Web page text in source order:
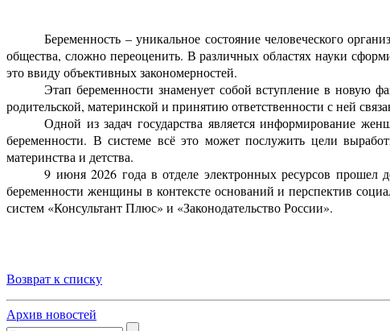
Беременность – уникальное состояние человеческого
общества, сложно переоценить. В различных областях науки
это ввиду объективных закономерностей.
Этап беременности знаменует собой вступление в новую
родительской, материнской и принятию ответственности с ней
Одной из задач государства является информирование
беременности. В системе всё это может послужить цели
материнства и детства.
9 июня 2026 года в отделе электронных ресурсов прошел
беременности женщины в контексте оснований и перспектив
систем «Консультант Плюс» и «Законодательство России».
Возврат к списку
Архив новостей